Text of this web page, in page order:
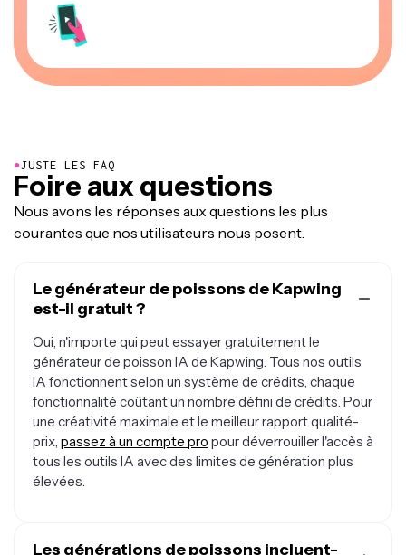
●JUSTE LES FAQ
Foire aux questions
Nous avons les réponses aux questions les plus
courantes que nos utilisateurs nous posent.
Le générateur de poissons de Kapwing
est-il gratuit ?
Oui, n'importe qui peut essayer gratuitement le
générateur de poisson IA de Kapwing. Tous nos outils
IA fonctionnent selon un système de crédits, chaque
fonctionnalité coûtant un nombre défini de crédits. Pour
une créativité maximale et le meilleur rapport qualité-
prix, passez à un compte pro pour déverrouiller l'accès à
tous les outils IA avec des limites de génération plus
élevées.
Les générations de poissons incluent-